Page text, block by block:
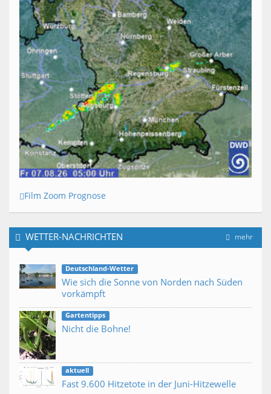
Film Zoom Prognose
mehr
WETTER-NACHRICHTEN
Deutschland-Wetter
Wie sich die Sonne von Norden nach Süden
vorkämpft
Gartentipps
Nicht die Bohne!
aktuell
Fast 9.600 Hitzetote in der Juni-Hitzewelle